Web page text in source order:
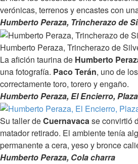
verónicas, terrenos y encastes con
Humberto Peraza, Trincherazo de
Humberto Peraza, Trincherazo de
La afición taurina de Humberto
una fotografía. Paco Terán, uno de
correctamente toro, torero y engaño.
Humberto Peraza, El Encierro,
Su taller deCuernavacase convirtió
matador retirado. El ambiente tenía
permanente a cera, yeso y bronce
Humberto Peraza, Cola charra